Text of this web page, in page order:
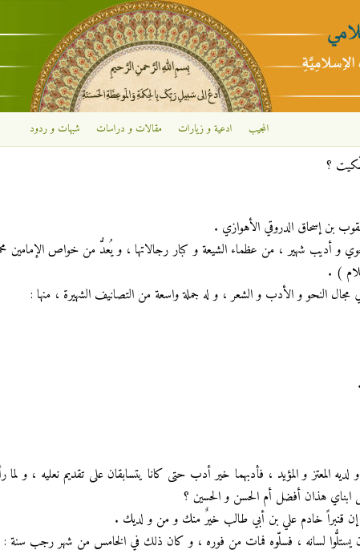
تجاوز إلى المحتوى الرئيسي
المجيب ادعية و زيارات مقالات و دراسات شبهات و ردود
؟
بن إسحاق الدروقي الأهوازي .
نحوي و أديب شهير ، من عظماء الشيعة و كبار رجالاتها ، و يُعدُّ من خواص الإمامين
) .
مجال النحو و الأدب و الشعر ، و له جملة واسعة من التصانيف الشهيرة ، منها :
المعتز و المؤيد ، فأدبهما خير أدب حتى كانا يتسابقان على تقديم نعليه ، و لما
ابناي هذان أفضل أم الحسن و الحسين ؟
قنبراً خادم علي بن أبي طالب خيرٌ منك و من و لديك .
يستلُّوا لسانه ، فسلّوه فمات من فوره ، و كان ذلك في الخامس من شهر رجب سنة : 244